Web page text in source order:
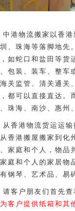
港物流搬家以香
、珠海等落脚地先
如蛇口和盐田等货
包装、装车、整车
关监管、清关通
都可以直接直达。
珠海、南沙、惠州
香港物流货运运
香港搬屋搬家到
家庭和个人，物品
庭和个人的家居物
钢琴、艺术品、易
客户朋友们首先
客户提供纸箱和其